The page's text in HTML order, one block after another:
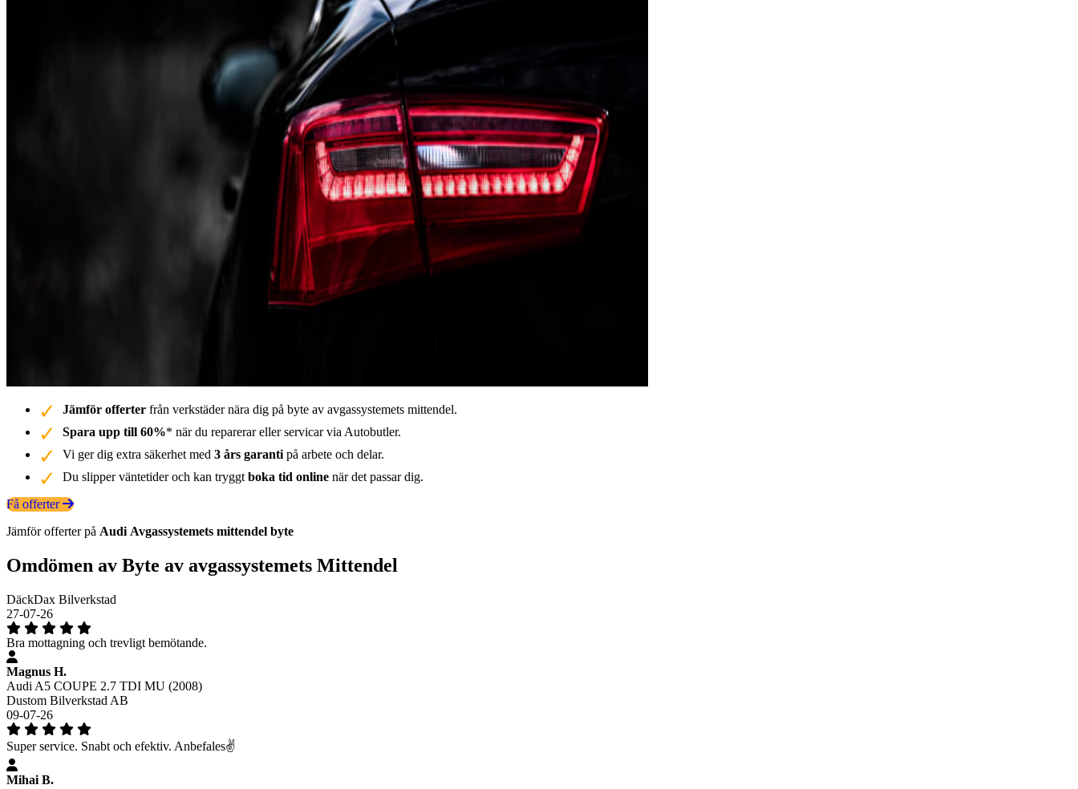
Jämför offerter från verkstäder nära dig på byte av avgassystemets mittendel.
Spara upp till 60%* när du reparerar eller servicar via Autobutler.
Vi ger dig extra säkerhet med 3 års garanti på arbete och delar.
Du slipper väntetider och kan tryggt boka tid online när det passar dig.
Få offerter
Jämför offerter på Audi Avgassystemets mittendel byte
Omdömen av Byte av avgassystemets Mittendel
DäckDax Bilverkstad
27-07-26
Bra mottagning och trevligt bemötande.
Magnus H.
Audi A5 COUPE 2.7 TDI MU (2008)
Dustom Bilverkstad AB
09-07-26
Super service. Snabt och efektiv. Anbefales✌️
Mihai B.